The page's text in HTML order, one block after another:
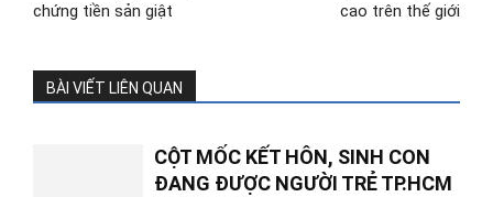
chứng tiền sản giật
cao trên thế giới
BÀI VIẾT LIÊN QUAN
CỘT MỐC KẾT HÔN, SINH CON
ĐANG ĐƯỢC NGƯỜI TRẺ TP.HCM